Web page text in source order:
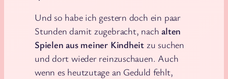
Und so habe ich gestern doch ein paar
Stunden damit zugebracht, nachalten
Spielen aus meiner Kindheit zu suchen
und dort wieder reinzuschauen. Auch
wenn es heutzutage an Geduld fehlt,